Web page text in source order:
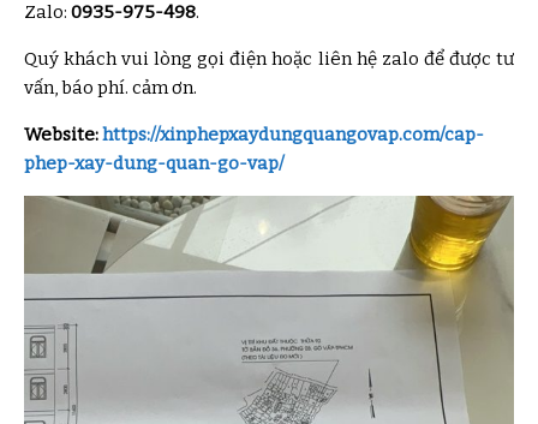
Zalo: 0935-975-498.
Quý khách vui lòng gọi điện hoặc liên hệ zalo để được tư
vấn, báo phí. cảm ơn.
Website:https://xinphepxaydungquangovap.com/cap-
phep-xay-dung-quan-go-vap/